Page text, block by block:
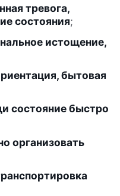
— Вера или
нам
Низкий
Инне
докторам
вы
всем
тревога,
состояния;
истощение,
бытовая
состояние быстро
организовать